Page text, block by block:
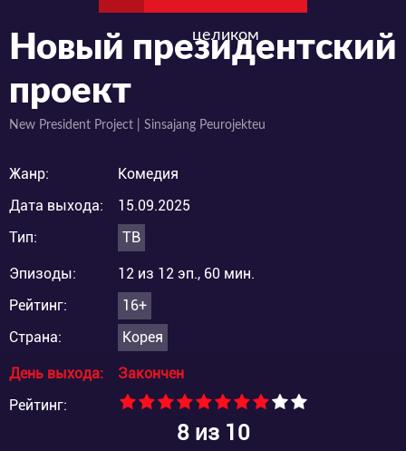
целиком
Новый президентский
проект
New President Project | Sinsajang Peurojekteu
Жанр:
Комедия
Дата выхода:
15.09.2025
Тип:
ТВ
Эпизоды:
12 из 12 эп., 60 мин.
Рейтинг:
16+
Страна:
Корея
День выхода:
Закончен
Рейтинг:
8из 10